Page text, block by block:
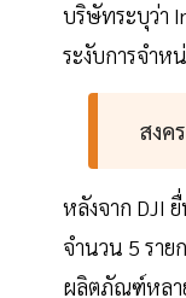
บริษัทระบุว่า
ระงับการจำห
สงค
หลังจาก DJI
จำนวน 5 รา
ผลิตภัณฑ์หลา